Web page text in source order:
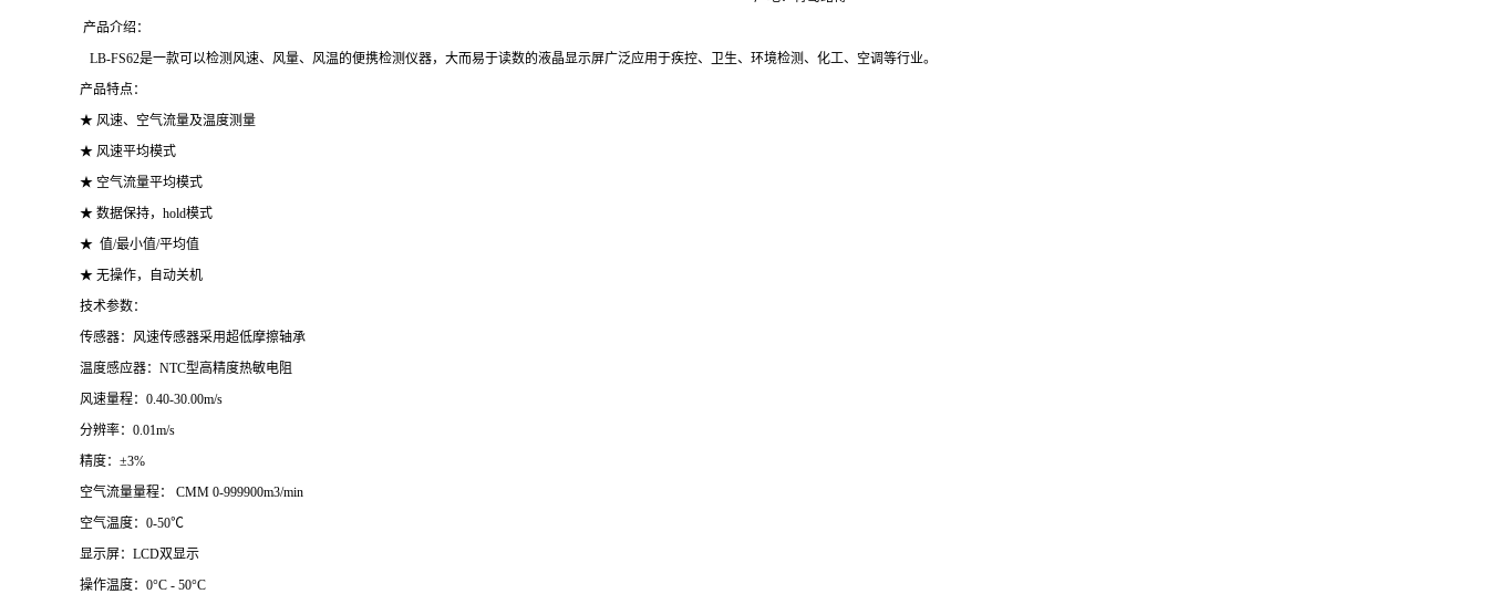
产品介绍：
LB-FS62是一款可以检测风速、风量、风温的便携检测仪器，大而易于读数的液晶显示屏广泛应用于疾控、卫生、环境检测、化工、空调等行业。
产品特点：
★ 风速、空气流量及温度测量
★ 风速平均模式
★ 空气流量平均模式
★ 数据保持，hold模式
★ 值/最小值/平均值
★ 无操作，自动关机
技术参数：
传感器：风速传感器采用超低摩擦轴承
温度感应器：NTC型高精度热敏电阻
风速量程：0.40-30.00m/s
分辨率：0.01m/s
精度：±3%
空气流量量程： CMM 0-999900m3/min
空气温度：0-50℃
显示屏：LCD双显示
操作温度：0°C - 50°C